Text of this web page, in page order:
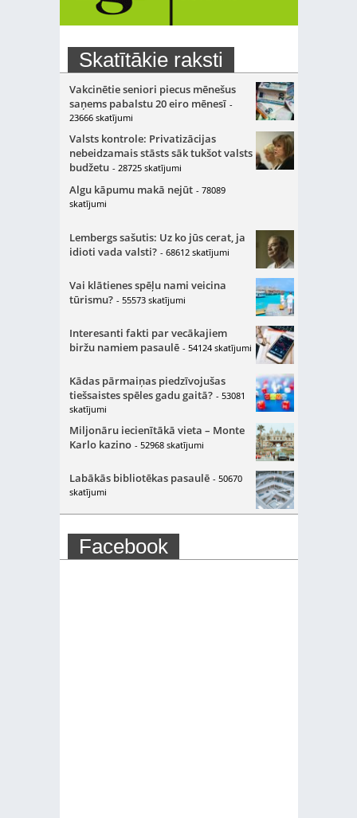
Skatītākie raksti
Vakcinētie seniori piecus mēnešus
saņems pabalstu 20 eiro mēnesī -
23666 skatījumi
Valsts kontrole: Privatizācijas
nebeidzamais stāsts sāk tukšot valsts
budžetu - 28725 skatījumi
Algu kāpumu makā nejūt - 78089
skatījumi
Lembergs sašutis: Uz ko jūs cerat, ja
idioti vada valsti? - 68612 skatījumi
Vai klātienes spēļu nami veicina
tūrismu? - 55573 skatījumi
Interesanti fakti par vecākajiem
biržu namiem pasaulē - 54124 skatījumi
Kādas pārmaiņas piedzīvojušas
tiešsaistes spēles gadu gaitā? - 53081
skatījumi
Miljonāru iecienītākā vieta – Monte
Karlo kazino - 52968 skatījumi
Labākās bibliotēkas pasaulē - 50670
skatījumi
Facebook